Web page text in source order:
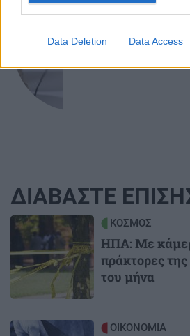
Data Deletion Data Access
ΟΙΚΟΝΟΜΙΑ
Συντάξεις
είναι οι
ΔΙΑΒΑΣΤΕ
Image ΚΟΣΜΟΣ
ΗΠΑ: Με
πράκτορες της
του μήνα
Image ΟΙΚΟΝΟΜΙΑ